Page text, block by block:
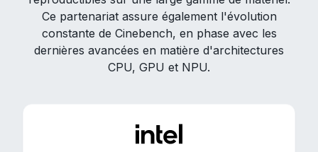
Ce partenariat assure également l'évolution
constante de Cinebench, en phase avec les
dernières avancées en matière d'architectures
CPU, GPU et NPU.